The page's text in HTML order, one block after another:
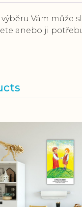
Vám
anebo ji